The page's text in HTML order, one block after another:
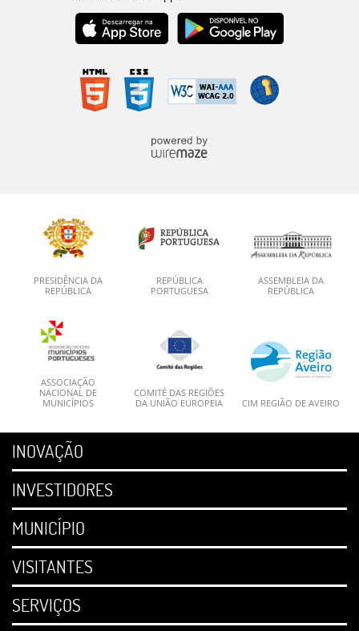
PRESIDÊNCIA DA
REPÚBLICA
REPÚBLICA
PORTUGUESA
ASSEMBLEIA DA
REPÚBLICA
ASSOCIAÇÃO
NACIONAL DE
MUNICÍPIOS
COMITÉ DAS REGIÕES
DA UNIÃO EUROPEIA
CIM REGIÃO DE AVEIRO
INOVAÇÃO
INVESTIDORES
MUNICÍPIO
VISITANTES
SERVIÇOS